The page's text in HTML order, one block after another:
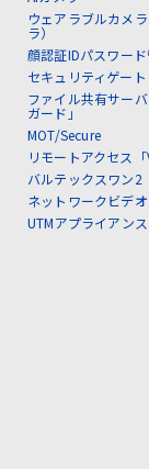
ウェアラブルカメ
ラ）
顔認証IDパスワード
セキュリティゲート
ファイル共有サー
ガード」
MOT/Secure
リモートアクセス「
バルテックスワン2
ネットワークビデ
UTMアプライアンス